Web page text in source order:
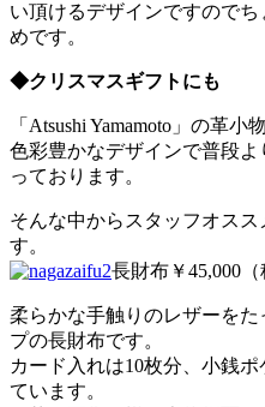
い頂けるデザインですので
めです。
◆クリスマスギフトにも
「Atsushi Yamamoto」の革
色彩豊かなデザインで普段
っております。
そんな中からスタッフオス
す。
長財布￥45,000（
柔らかな手触りのレザーを
プの長財布です。
カード入れは10枚分、小銭
ています。